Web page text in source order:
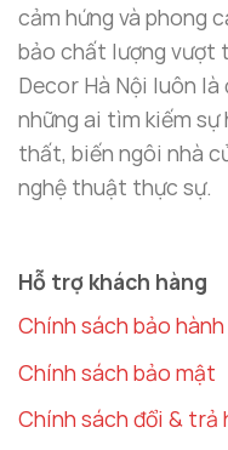
chiếm quá nhiều
không gian xe mà
cảm hứng và phong
bảo chất lượng vượt
Decor Hà Nội luôn
những ai tìm kiếm
thất, biến ngôi nhà
nghệ thuật thực sự.
Hỗ trợ khách hàng
Chính sách bảo hành
Chính sách bảo mật
Chính sách đổi & trả